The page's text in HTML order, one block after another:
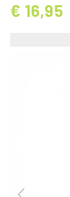
€ 16,95